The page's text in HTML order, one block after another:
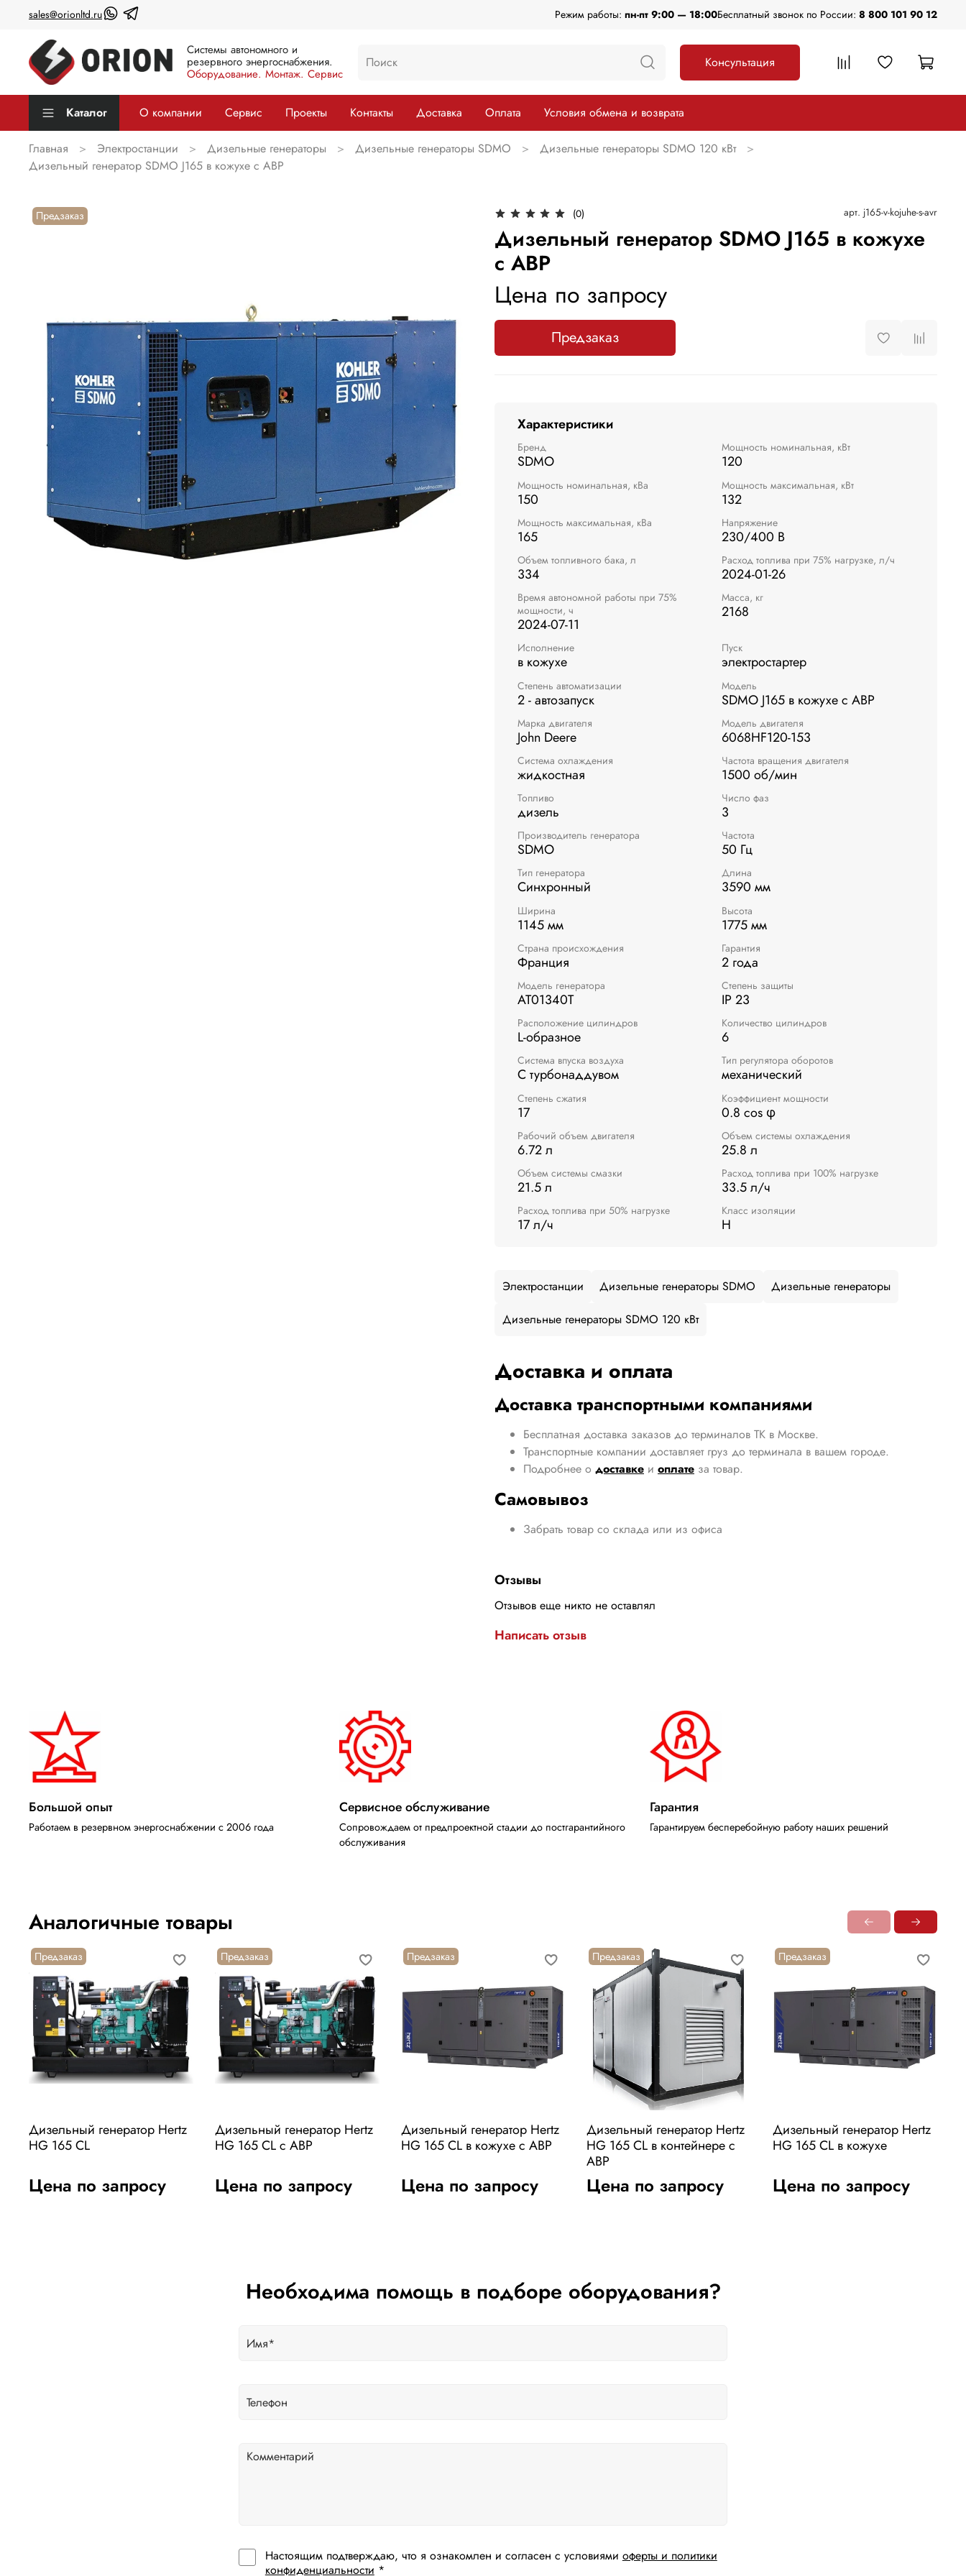
sales@orionltd.ru Режим работы: пн-пт 9:00 — 18:00Бесплатный звонок по России: 8 800 101 90 12
Системы автономного и
резервного энергоснабжения.
Оборудование. Монтаж. Сервис
Консультация
Каталог О компании Сервис Проекты Контакты Доставка Оплата Условия обмена и возврата
Главная Электростанции Дизельные генераторы Дизельные генераторы SDMO
Дизельные генераторы SDMO 120 кВт
Дизельный генератор SDMO J165 в кожухе с АВР
Предзаказ (0) арт. j165-v-kojuhe-s-avr
Дизельный генератор SDMO J165 в кожухе
с АВР
Цена по запросу
Предзаказ
Характеристики
Бренд
SDMO
Мощность номинальная, кВт
120
Мощность номинальная, кВа
150
Мощность максимальная, кВт
132
Мощность максимальная, кВа
165
Напряжение
230/400 В
Объем топливного бака, л
334
Расход топлива при 75% нагрузке, л/ч
2024-01-26
Время автономной работы при 75%
мощности, ч
2024-07-11
Масса, кг
2168
Исполнение
в кожухе
Пуск
электростартер
Степень автоматизации
2 - автозапуск
Модель
SDMO J165 в кожухе с АВР
Марка двигателя
John Deere
Модель двигателя
6068HF120-153
Система охлаждения
жидкостная
Частота вращения двигателя
1500 об/мин
Топливо
дизель
Число фаз
3
Производитель генератора
SDMO
Частота
50 Гц
Тип генератора
Синхронный
Длина
3590 мм
Ширина
1145 мм
Высота
1775 мм
Страна происхождения
Франция
Гарантия
2 года
Модель генератора
AT01340T
Степень защиты
IP 23
Расположение цилиндров
L-образное
Количество цилиндров
6
Система впуска воздуха
С турбонаддувом
Тип регулятора оборотов
механический
Степень сжатия
17
Коэффициент мощности
0.8 cos φ
Рабочий объем двигателя
6.72 л
Объем системы охлаждения
25.8 л
Объем системы смазки
21.5 л
Расход топлива при 100% нагрузке
33.5 л/ч
Расход топлива при 50% нагрузке
17 л/ч
Класс изоляции
H
Электростанции Дизельные генераторы SDMO
Дизельные генераторы
Дизельные генераторы SDMO 120 кВт
Доставка и оплата
Доставка транспортными компаниями
Бесплатная доставка заказов до терминалов ТК в Москве.
Транспортные компании доставляет груз до терминала в вашем городе.
Подробнее о доставке и оплате за товар.
Самовывоз
Забрать товар со склада или из офиса
Отзывы
Отзывов еще никто не оставлял
Написать отзыв
Большой опыт
Работаем в резервном энергоснабжении с 2006 года
Сервисное обслуживание
Сопровождаем от предпроектной стадии до постгарантийного
обслуживания
Гарантия
Гарантируем бесперебойную работу наших решений
Аналогичные товары
Предзаказ
Дизельный генератор Hertz
HG 165 CL
Цена по запросу
Предзаказ
Дизельный генератор Hertz
HG 165 CL с АВР
Цена по запросу
Предзаказ
Дизельный генератор Hertz
HG 165 CL в кожухе с АВР
Цена по запросу
Предзаказ
Дизельный генератор Hertz
HG 165 CL в контейнере с
АВР
Цена по запросу
Предзаказ
Дизельный генератор Hertz
HG 165 CL в кожухе
Цена по запросу
Необходима помощь в подборе оборудования?
Настоящим подтверждаю, что я ознакомлен и согласен с условиями оферты и политики
конфиденциальности *